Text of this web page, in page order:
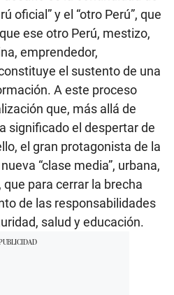
oficial” y el “otro Perú”, que
ese otro Perú, mestizo,
emprendedor,
el sustento de una
A este proceso
que, más allá de
significado el despertar de
el gran protagonista de la
“clase media”, urbana,
para cerrar la brecha
de las responsabilidades
salud y educación.